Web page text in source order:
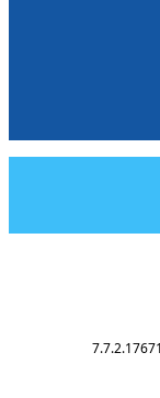
7.7.2.17671